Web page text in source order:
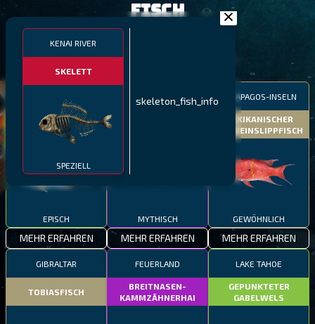
KENAI RIVER
SKELETT
SPEZIELL
skeleton_fish_info
Fisch
GESTRECKTER
SCHABEMUND-
BUNTBARSCH
EPISCH
MEHR ERFAHREN
NÖRDLICHE FJORDE
MYTHISCH
MEHR ERFAHREN
GALAPAGOS-INSELN
MEXIKANISCHER
SCHWEINSLIPPFISCH
GEWÖHNLICH
MEHR ERFAHREN
GIBRALTAR
TOBIASFISCH
FEUERLAND
BREITNASEN-
KAMMZÄHNERHAI
LAKE TAHOE
GEPUNKTETER
GABELWELS